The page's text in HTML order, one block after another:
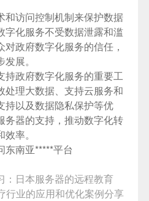
和访问控制机制来保护数据
字化服务不受数据泄露和滥
政府数字化服务的信任，
展。
持政府数字化服务的重要工
处理大数据、支持云服务和
持以及数据隐私保护等优
务器的支持，推动数字化转
率。
东南亚*****平台
：日本服务器的远程教育
行业的应用和优化案例分享